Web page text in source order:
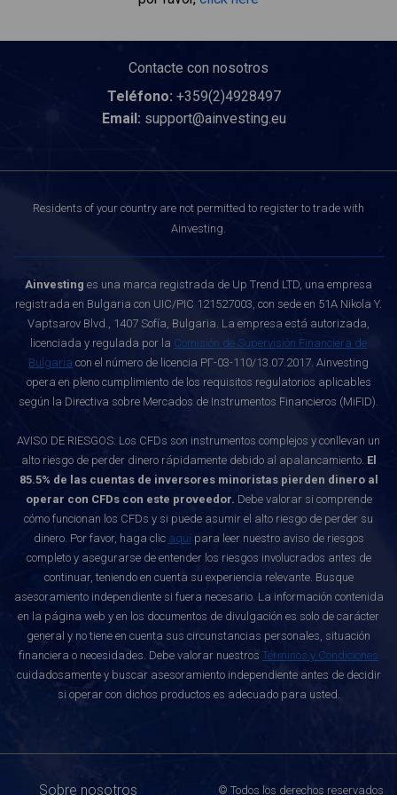
Contacte con nosotros
Teléfono: +359(2)4928497
Email: support@ainvesting.eu
Residents of your country are not permitted to register to trade with
Ainvesting.
Ainvesting es una marca registrada de Up Trend LTD, una empresa
registrada en Bulgaria con UIC/PIC 121527003, con sede en 51A Nikola Y.
Vaptsarov Blvd., 1407 Sofía, Bulgaria. La empresa está autorizada,
licenciada y regulada por la Comisión de Supervisión Financiera de
Bulgaria con el número de licencia РГ-03-110/13.07.2017. Ainvesting
opera en pleno cumplimiento de los requisitos regulatorios aplicables
según la Directiva sobre Mercados de Instrumentos Financieros (MiFID).
AVISO DE RIESGOS: Los CFDs son instrumentos complejos y conllevan un
alto riesgo de perder dinero rápidamente debido al apalancamiento. El
85.5% de las cuentas de inversores minoristas pierden dinero al
operar con CFDs con este proveedor. Debe valorar si comprende
cómo funcionan los CFDs y si puede asumir el alto riesgo de perder su
dinero. Por favor, haga clic aquípara leer nuestro aviso de riesgos
completo y asegurarse de entender los riesgos involucrados antes de
continuar, teniendo en cuenta su experiencia relevante. Busque
asesoramiento independiente si fuera necesario. La información contenida
en la página web y en los documentos de divulgación es solo de carácter
general y no tiene en cuenta sus circunstancias personales, situación
financiera o necesidades. Debe valorar nuestros Términos y Condiciones
cuidadosamente y buscar asesoramiento independiente antes de decidir
si operar con dichos productos es adecuado para usted.
Sobre nosotros © Todos los derechos reservados